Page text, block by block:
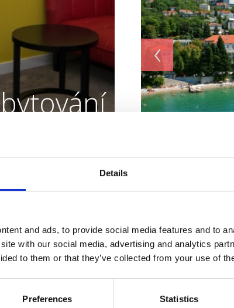
Details
and ads, to provide social media features and to
with our social media, advertising and analytics
to them or that they’ve collected from your use of
Preferences Statistics
‹
Adresa:Gajevo
děti
vašim